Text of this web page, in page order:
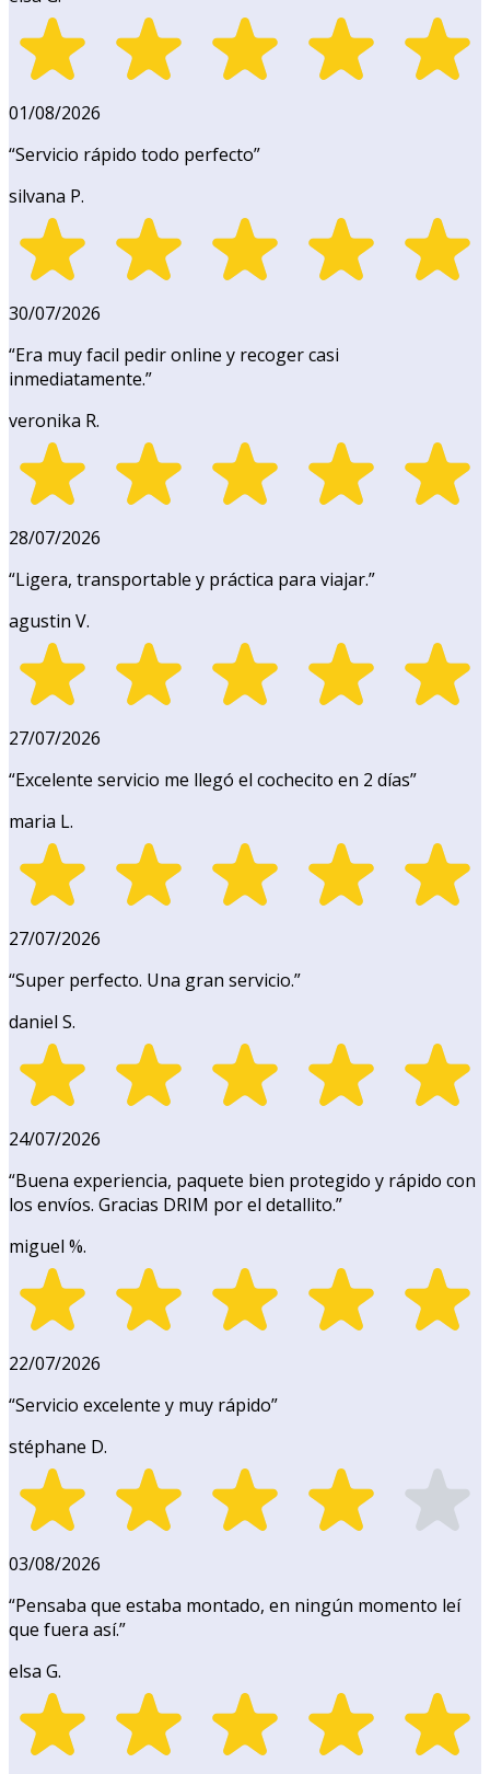
01/08/2026
“Servicio rápido todo perfecto”
silvana P.
30/07/2026
“Era muy facil pedir online y recoger casi
inmediatamente.”
veronika R.
28/07/2026
“Ligera, transportable y práctica para viajar.”
agustin V.
27/07/2026
“Excelente servicio me llegó el cochecito en 2 días”
maria L.
27/07/2026
“Super perfecto. Una gran servicio.”
daniel S.
24/07/2026
“Buena experiencia, paquete bien protegido y rápido con
los envíos. Gracias DRIM por el detallito.”
miguel %.
22/07/2026
“Servicio excelente y muy rápido”
stéphane D.
03/08/2026
“Pensaba que estaba montado, en ningún momento leí
que fuera así.”
elsa G.